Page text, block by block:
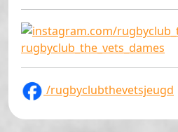
rugbyclub_the_vets_dames
/rugbyclubthevetsjeugd